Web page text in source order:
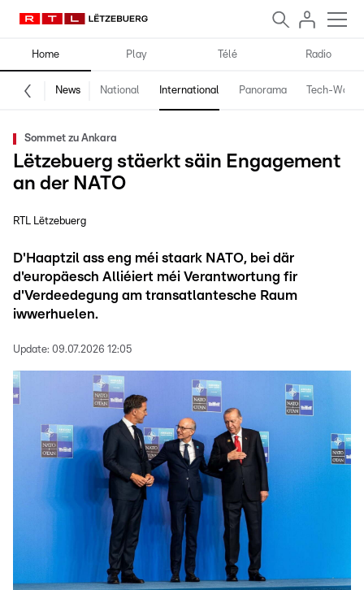
Home Play Télé Radio
News National International Panorama Tech-World
Sommet zu Ankara
Lëtzebuerg stäerkt säin Engagement
an der NATO
RTL Lëtzebuerg
D'Haaptzil ass eng méi staark NATO, bei där
d'europäesch Alliéiert méi Verantwortung fir
d'Verdeedegung am transatlantesche Raum
iwwerhuelen.
Update: 09.07.2026 12:05